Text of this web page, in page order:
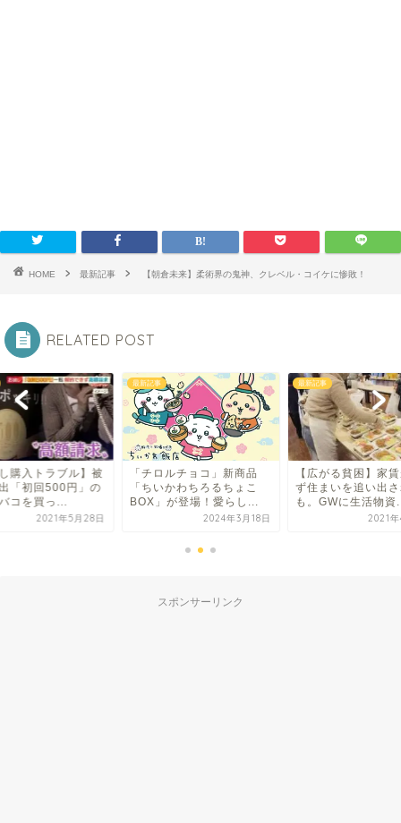
HOME 最新記事 【朝倉未来】柔術界の鬼神、クレベル・コイケに惨敗！
RELATED POST
チョコ」新商品
わちろるちょこ
登場！愛らし...
2024年3月18日
最新記事
【広がる貧困】家賃が払え
ず住まいを追い出される人
も。GWに生活物資...
2021年4月29日
最新記事
【お試し購入トラ
害者続出「初回500
電子タバコを買っ...
2021
スポンサーリンク